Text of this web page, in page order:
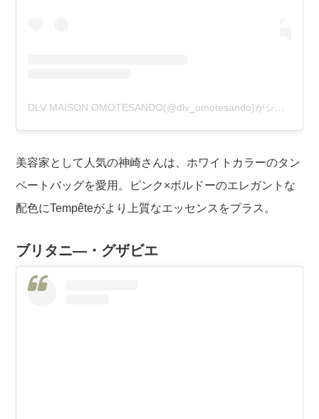
DLV MAISON OMOTESANDO(@dlv_omotesando)がシェアした投稿
美容家として人気の神崎さんは、ホワイトカラーのタン
ペートバッグを愛用。ピンク×ボルドーのエレガントな
配色にTempêteがより上質なエッセンスをプラス。
ブリタニ―・グザビエ